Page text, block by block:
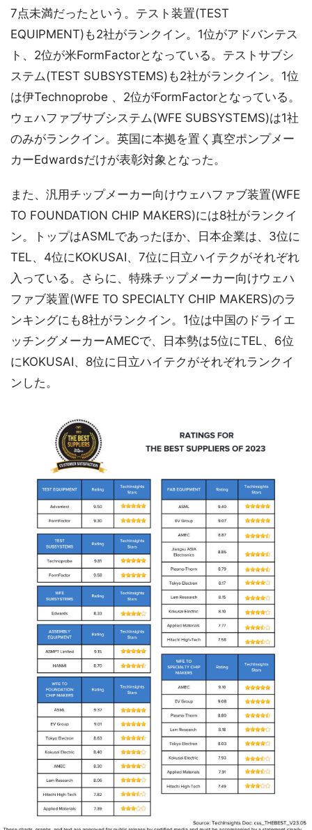
7点未満だったという。テスト装置(TEST
EQUIPMENT)も2社がランクイン。1位がアドバンテス
ト、2位が米FormFactorとなっている。テストサブシ
ステム(TEST SUBSYSTEMS)も2社がランクイン。1位
は伊Technoprobe 、2位がFormFactorとなっている。
ウェハファブサブシステム(WFE SUBSYSTEMS)は1社
のみがランクイン。英国に本拠を置く真空ポンプメー
カーEdwardsだけが表彰対象となった。
また、汎用チップメーカー向けウェハファブ装置(WFE
TO FOUNDATION CHIP MAKERS)には8社がランクイ
ン。トップはASMLであったほか、日本企業は、3位に
TEL、4位にKOKUSAI、7位に日立ハイテクがそれぞれ
入っている。さらに、特殊チップメーカー向けウェハ
ファブ装置(WFE TO SPECIALTY CHIP MAKERS)のラ
ンキングにも8社がランクイン。1位は中国のドライエ
ッチングメーカーAMECで、日本勢は5位にTEL、6位
にKOKUSAI、8位に日立ハイテクがそれぞれランクイ
ンした。